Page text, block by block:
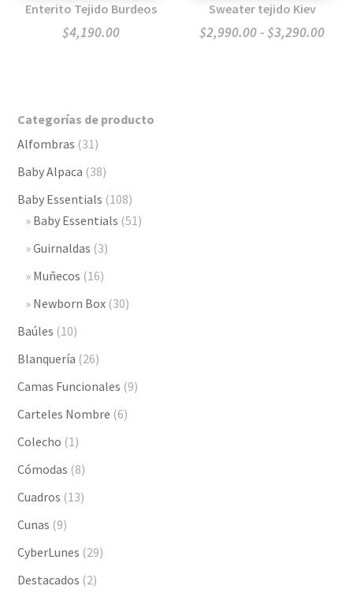
Enterito Tejido Burdeos
$4,190.00
Sweater tejido Kiev
$2,990.00-$3,290.00
Categorías de producto
Alfombras (31)
Baby Alpaca (38)
Baby Essentials (108)
Baby Essentials (51)
Guirnaldas (3)
Muñecos (16)
Newborn Box (30)
Baúles (10)
Blanquería (26)
Camas Funcionales (9)
Carteles Nombre (6)
Colecho (1)
Cómodas (8)
Cuadros (13)
Cunas (9)
CyberLunes (29)
Destacados (2)